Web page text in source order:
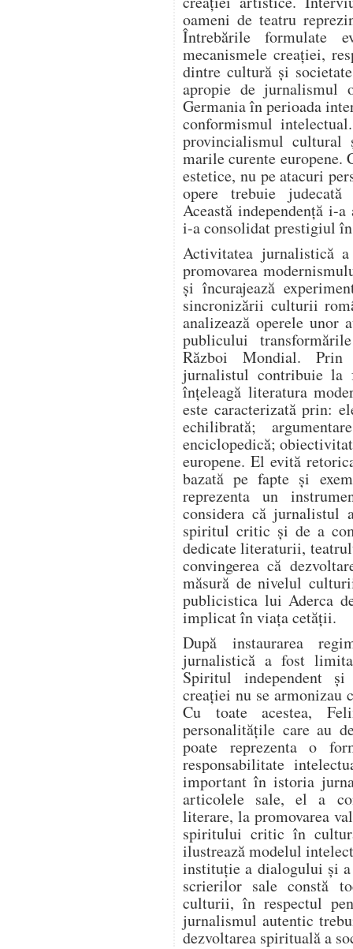
oameni de teatru
Întrebările formulate
mecanismele creației,
dintre cultură și
apropie de jurnalismul
Germania în perioada
conformismul
provincialismul
marile curente europene.
estetice, nu pe atacuri
opere trebuie
Această independență i-
i-a consolidat prestigiul
Activitatea jurnalistică
promovarea
și încurajează
sincronizării culturii
analizează operele unor
publicului
Război Mondial. Prin
jurnalistul contribuie la
înțeleagă literatura
este caracterizată prin:
echilibrată;
enciclopedică;
europene. El evită
bazată pe fapte și
reprezenta un
considera că jurnalistul
spiritul critic și de a
dedicate literaturii,
convingerea că
măsură de nivelul
publicistica lui Aderca
implicat în viața cetății.
După instaurarea
jurnalistică a fost
Spiritul independent
creației nu se armonizau
Cu toate acestea,
personalitățile care au
poate reprezenta o
responsabilitate
important în istoria
articolele sale, el a
literare, la promovarea
spiritului critic în
ilustrează modelul
instituție a dialogului și
scrierilor sale constă
culturii, în respectul
jurnalismul autentic
dezvoltarea spirituală a